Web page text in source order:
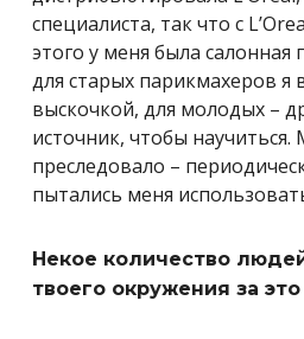
специалиста, так что с
этого у меня была салонная
для старых парикмахеров я
выскочкой, для молодых –
источник, чтобы научиться.
преследовало –
пытались меня
Некое количество
твоего окружения за